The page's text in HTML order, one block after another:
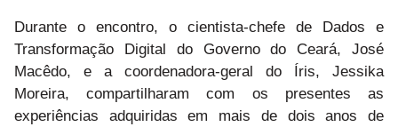
Durante o encontro, o cientista-chefe de Dados e
Transformação Digital do Governo do Ceará, José
Macêdo, e a coordenadora-geral do Íris, Jessika
Moreira, compartilharam com os presentes as
experiências adquiridas em mais de dois anos de